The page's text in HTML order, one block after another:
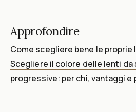
Approfondire
Come scegliere bene le
Scegliere il colore delle lenti da
progressive: per chi, vantaggi e